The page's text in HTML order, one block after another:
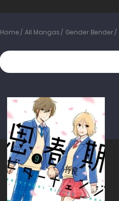
Home All Mangas Gender Bender